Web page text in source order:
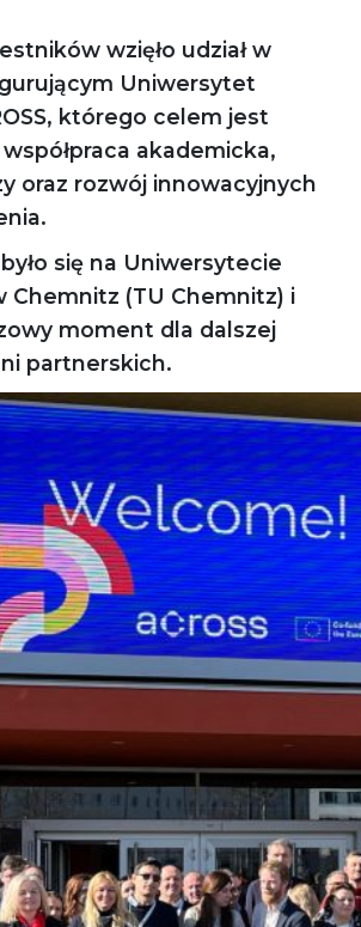
wzięło udział w
Uniwersytet
którego celem jest
akademicka,
oraz rozwój innowacyjnych
się na Uniwersytecie
Chemnitz (TU Chemnitz) i
moment dla dalszej
partnerskich.